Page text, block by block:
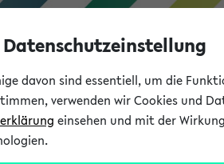
Datenschutzeinstellung
davon sind essentiell, um die
verwenden wir Cookies und
einsehen und mit der